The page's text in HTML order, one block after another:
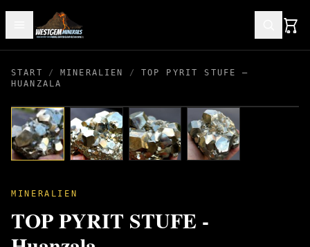
START / MINERALIEN /
TOP PYRIT STUFE –
HUANZALA
MINERALIEN
TOP PYRIT STUFE -